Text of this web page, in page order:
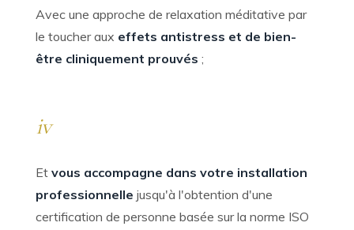
Avec une approche de relaxation méditative par
le toucher aux effets antistress et de bien-
être cliniquement prouvés ;
iv
Et vous accompagne dans votre installation
professionnelle jusqu'à l'obtention d'une
certification de personne basée sur la norme ISO